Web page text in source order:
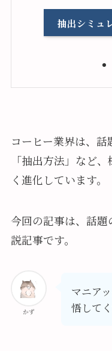
抽出シミュ
コーヒー業界は、話
「抽出方法」など
く進化しています。
今回の記事は、話題
説記事です。
かず
マニア
悟して